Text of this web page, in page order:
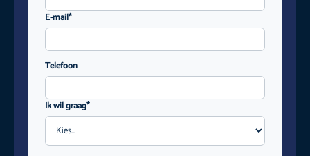
E-mail*
Telefoon
Ik wil graag*